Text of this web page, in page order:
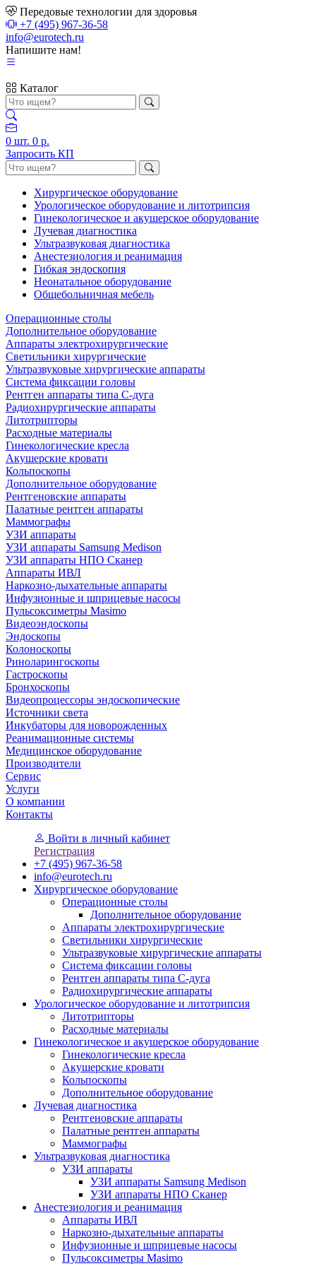
Передовые технологии для здоровья
+7 (495) 967-36-58
info@eurotech.ru
Напишите нам!
Каталог
0 шт. 0 р.
Запросить КП
Хирургическое оборудование
Урологическое оборудование и литотрипсия
Гинекологическое и акушерское оборудование
Лучевая диагностика
Ультразвуковая диагностика
Анестезиология и реанимация
Гибкая эндоскопия
Неонатальное оборудование
Общебольничная мебель
Операционные столы
Дополнительное оборудование
Аппараты электрохирургические
Светильники хирургические
Ультразвуковые хирургические аппараты
Система фиксации головы
Рентген аппараты типа С-дуга
Радиохирургические аппараты
Литотрипторы
Расходные материалы
Гинекологические кресла
Акушерские кровати
Кольпоскопы
Дополнительное оборудование
Рентгеновские аппараты
Палатные рентген аппараты
Маммографы
УЗИ аппараты
УЗИ аппараты Samsung Medison
УЗИ аппараты НПО Сканер
Аппараты ИВЛ
Наркозно-дыхательные аппараты
Инфузионные и шприцевые насосы
Пульсоксиметры Masimo
Видеоэндоскопы
Эндоскопы
Колоноскопы
Риноларингоскопы
Гастроскопы
Бронхоскопы
Видеопроцессоры эндоскопические
Источники света
Инкубаторы для новорожденных
Реанимационные системы
Медицинское оборудование
Производители
Сервис
Услуги
О компании
Контакты
Войти в личный кабинет
Регистрация
+7 (495) 967-36-58
info@eurotech.ru
Хирургическое оборудование
Операционные столы
Дополнительное оборудование
Аппараты электрохирургические
Светильники хирургические
Ультразвуковые хирургические аппараты
Система фиксации головы
Рентген аппараты типа С-дуга
Радиохирургические аппараты
Урологическое оборудование и литотрипсия
Литотрипторы
Расходные материалы
Гинекологическое и акушерское оборудование
Гинекологические кресла
Акушерские кровати
Кольпоскопы
Дополнительное оборудование
Лучевая диагностика
Рентгеновские аппараты
Палатные рентген аппараты
Маммографы
Ультразвуковая диагностика
УЗИ аппараты
УЗИ аппараты Samsung Medison
УЗИ аппараты НПО Сканер
Анестезиология и реанимация
Аппараты ИВЛ
Наркозно-дыхательные аппараты
Инфузионные и шприцевые насосы
Пульсоксиметры Masimo